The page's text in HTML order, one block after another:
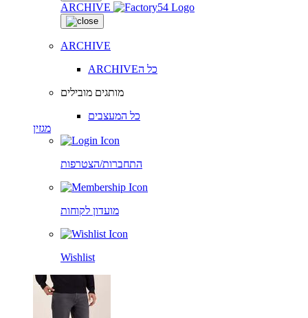
ARCHIVE
ARCHIVE
ARCHIVEכל ה
מותגים מובילים
כל המעצבים
מגזין
התחברות/הצטרפות
מועדון לקוחות
Wishlist